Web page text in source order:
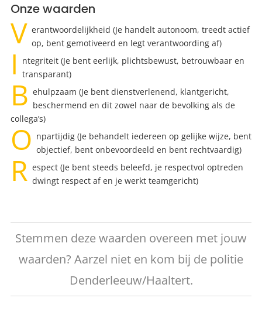
Onze waarden
V erantwoordelijkheid (Je handelt autonoom, treedt actief
op, bent gemotiveerd en legt verantwoording af)
I
ntegriteit (Je bent eerlijk, plichtsbewust, betrouwbaar en
transparant)
B ehulpzaam (Je bent dienstverlenend, klantgericht,
beschermend en dit zowel naar de bevolking als de
collega’s)
O npartijdig (Je behandelt iedereen op gelijke wijze, bent
objectief, bent onbevoordeeld en bent rechtvaardig)
R espect (Je bent steeds beleefd, je respectvol optreden
dwingt respect af en je werkt teamgericht)
Stemmen deze waarden overeen met jouw
waarden? Aarzel niet en kom bij de politie
Denderleeuw/Haaltert.